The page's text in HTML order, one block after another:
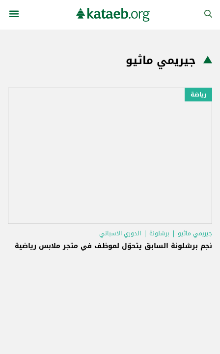
جيريمي ماثيو
رياضة
جيريمي ماثيو برشلونة الدوري الاسباني
نجم برشلونة السابق يتحوّل لموظف في متجر ملابس رياضية